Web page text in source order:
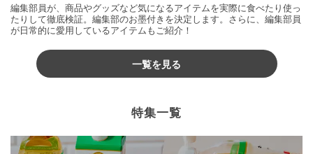
編集部員が、商品やグッズなど気になるアイテムを実際に食べたり使っ
たりして徹底検証。編集部のお墨付きを決定します。さらに、編集部員
が日常的に愛用しているアイテムもご紹介！
一覧を見る
特集一覧